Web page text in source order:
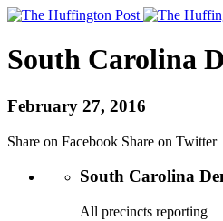
South Carolina
February 27, 2016
Share on Facebook Share on Twitter
South Carolina
All precincts reporting